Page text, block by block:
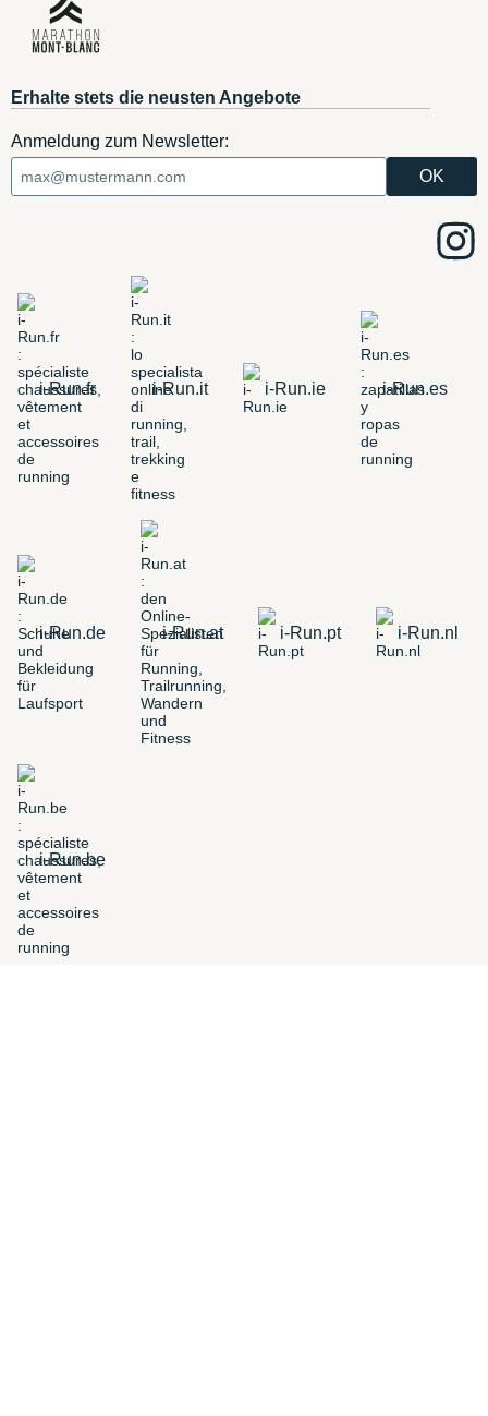
Erhalte stets die neusten Angebote
Anmeldung zum Newsletter:
i-Run.fr i-Run.it i-Run.ie i-Run.es
i-Run.de i-Run.at i-Run.pt i-Run.nl
i-Run.be